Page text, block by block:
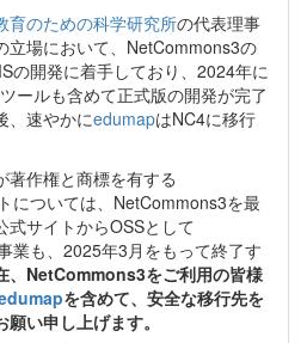
育のための科学研究所の代表理事
立場において、NetCommons3の
の開発に着手しており、2024年に
ールも含めて正式版の開発が完了
、速やかにedumapはNC4に移行
著作権と商標を有する
については、NetCommons3を最
式サイトからOSSとして
業も、2025年3月をもって終了す
、NetCommons3をご利用の皆様
を含めて、安全な移行先を
い申し上げます。